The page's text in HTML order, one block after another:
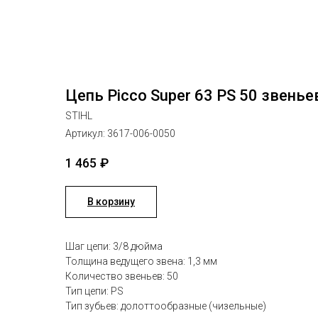
Цепь Picco Super 63 PS 50
STIHL
Артикул: 3617-006-0050
1 465 ₽
В корзину
Шаг цепи: 3/8 дюйма
Толщина ведущего звена: 1,3 мм
Количество звеньев: 50
Тип цепи: PS
Тип зубьев: долоттообразные (чизельные)